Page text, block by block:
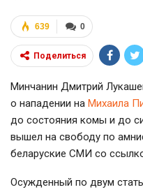
0
639
Поделиться
Минчанин Дмитрий
о нападении на Михаила
до состояния комы и до
вышел на свободу по
беларуские СМИ со
Осужденный по двум